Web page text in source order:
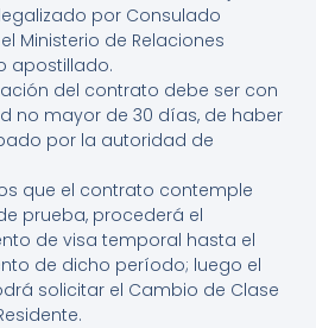
por Consulado
Ministerio de Relaciones
apostillado.
del contrato debe ser con
no mayor de 30 días, de haber
por la autoridad de
que el contrato contemple
prueba, procederá el
de visa temporal hasta el
de dicho período; luego el
solicitar el Cambio de Clase